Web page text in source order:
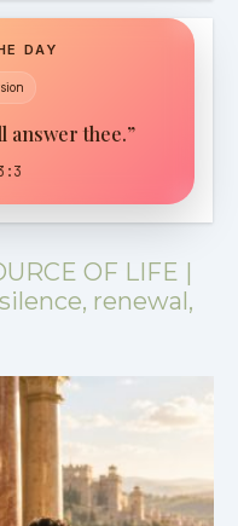
DAY
answer thee.”
OF LIFE |
renewal,